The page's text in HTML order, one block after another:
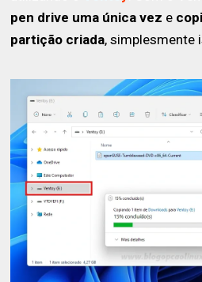
pen drive uma única vez e
partição criada, simplesmente